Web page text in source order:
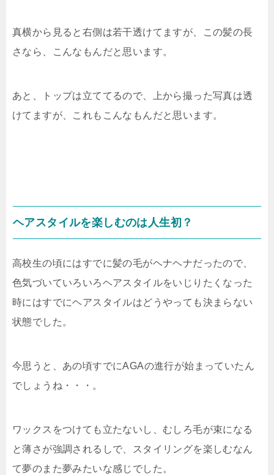
真横から見ると右側は若干透けてますが、この髪の長
さなら、こんなもんだと思います。
あと、トップは立ててるので、上から撮った写真は透
けてますが、これもこんなもんだと思います。
ヘアスタイルを楽しむのは人生初？
高校生の頃にはすでに髪の毛がヘナヘナだったので、
色気づいていろいろヘアスタイルをいじりたくなった
時にはすでにヘアスタイルはどうやっても決まらない
状態でした。
今思うと、あの頃すでにAGAの進行が始まっていたん
でしょうね・・・。
ワックスをつけても立たないし、むしろ毛が束になる
と薄さが強調されるしで、スタイリングを楽しむなん
て夢のまた夢みたいな感じでした。